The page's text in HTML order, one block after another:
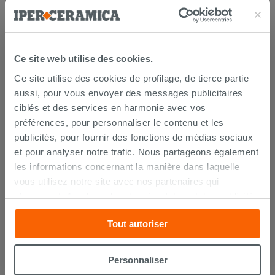
Ce site web utilise des cookies.
Ce site utilise des cookies de profilage, de tierce partie
aussi, pour vous envoyer des messages publicitaires
ciblés et des services en harmonie avec vos
préférences, pour personnaliser le contenu et les
publicités, pour fournir des fonctions de médias sociaux
et pour analyser notre trafic. Nous partageons également
les informations concernant la manière dans laquelle
vous utilisez notre site avec nos partenaires qui
s’occupent d’analyser les données Internet, les publicités
et les réseaux sociaux. Lesdits partenaires pourraient
combiner ces informations avec d’autres que vous leur
avez fournies ou qu’ils ont recueillies à partir de votre
utilisation sur leurs services. Si vous souhaitez en savoir
Tout autoriser
Personnaliser
LIVRAISON GARANTIE
Votre commande seralivrée chez vous en 15 jours
ouvrésà compter de la réception du paiement.
quelques jours.
IPERCERAMICA collabore depuis de nombreuses
années avec les plus grandsspécialistes des
est suivie par tracking.
Pour en savoir plus consultez la rubrique